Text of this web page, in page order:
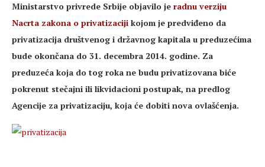
Ministarstvo privrede Srbije objavilo je radnu verziju
Nacrta zakona o privatizaciji kojom je predviđeno da
privatizacija društvenog i državnog kapitala u preduzećima
bude okončana do 31. decembra 2014. godine. Za
preduzeća koja do tog roka ne budu privatizovana biće
pokrenut stečajni ili likvidacioni postupak, na predlog
Agencije za privatizaciju, koja će dobiti nova ovlašćenja.